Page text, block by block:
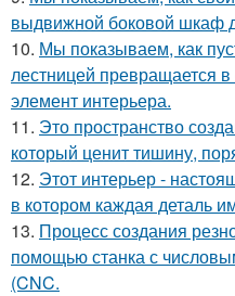
выдвижной боковой шкаф
10. Мы показываем, как
лестницей превращается
элемент интерьера.
11. Это пространство
который ценит тишину,
12. Этот интерьер -
в котором каждая деталь
13. Процесс создания
помощью станка с
(CNC.